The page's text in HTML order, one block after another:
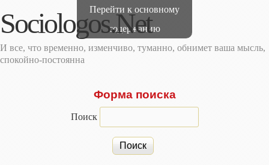
Перейти к основному
содержанию
Sociologos.Net
И все, что временно, изменчиво, туманно, обнимет ваша мысль,
спокойно-постоянна
Форма поиска
Поиск